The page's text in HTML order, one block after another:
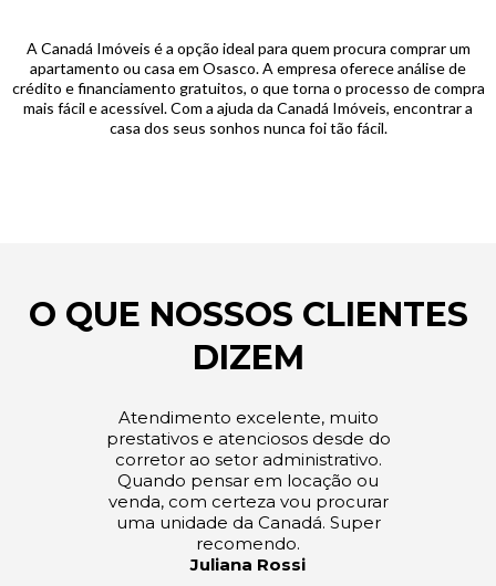
A Canadá Imóveis é a opção ideal para quem procura comprar um
apartamento ou casa em Osasco. A empresa oferece análise de
crédito e financiamento gratuitos, o que torna o processo de compra
mais fácil e acessível. Com a ajuda da Canadá Imóveis, encontrar a
casa dos seus sonhos nunca foi tão fácil.
O QUE NOSSOS CLIENTES
DIZEM
Atendimento excelente, muito
prestativos e atenciosos desde do
corretor ao setor administrativo.
Quando pensar em locação ou
venda, com certeza vou procurar
uma unidade da Canadá. Super
recomendo.
Juliana Rossi